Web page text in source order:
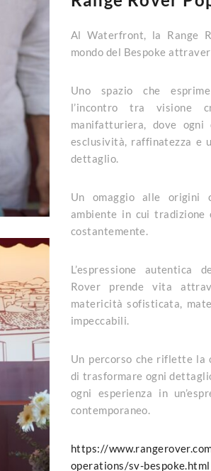
Al Waterfront, la Range
mondo del Bespoke
Uno spazio che
l’incontro tra visione
manifatturiera, dove
esclusività, raffinatezza e
dettaglio.
Un omaggio alle origini
ambiente in cui tradizione
costantemente.
L’espressione autentica
Rover prende vita
matericità sofisticata,
impeccabili.
Un percorso che riflette la
di trasformare ogni
ogni esperienza in
contemporaneo.
https://
operations/sv-bespoke.html